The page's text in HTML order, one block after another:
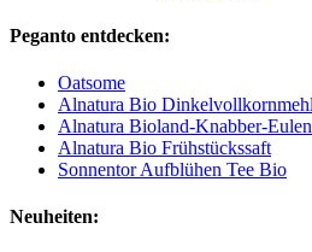
Peganto entdecken:
Oatsome
Alnatura Bio Dinkelvollkornmehl
Alnatura Bioland-Knabber-Eulen
Alnatura Bio Frühstückssaft
Sonnentor Aufblühen Tee Bio
Neuheiten: